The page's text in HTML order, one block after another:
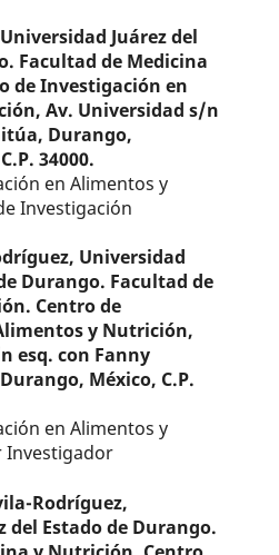
Universidad Juárez del
Facultad de Medicina
de Investigación en
Av. Universidad s/n
Durango,
34000.
en Alimentos y
Investigación
Universidad
Durango. Facultad de
Centro de
y Nutrición,
esq. con Fanny
México, C.P.
en Alimentos y
Investigador
Rodríguez,
del Estado de Durango.